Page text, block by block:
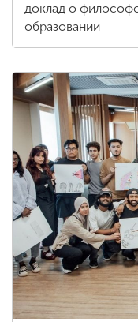
доклад о
образовании